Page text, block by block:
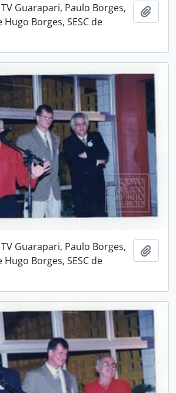
Guarapari, Paulo Borges,
Borges, SESC de
Guarapari, Paulo Borges,
Borges, SESC de